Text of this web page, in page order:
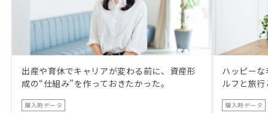
出産や育休でキャリアが変わる前に、資産形
成の“仕組み”を作っておきたかった。
購入時データ
ハッピー
ルフと旅
購入時データ